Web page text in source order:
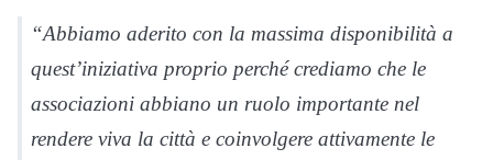
“Abbiamo aderito con la massima disponibilità a
quest’iniziativa proprio perché crediamo che le
associazioni abbiano un ruolo importante nel
rendere viva la città e coinvolgere attivamente le